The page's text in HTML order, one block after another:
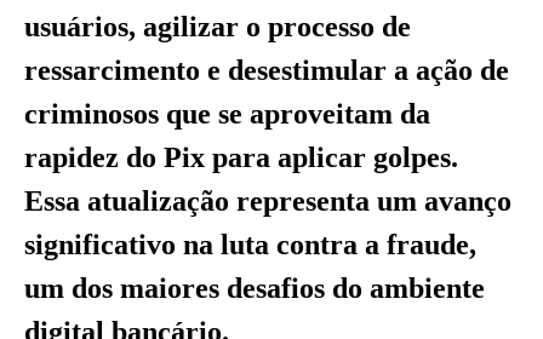
usuários, agilizar o processo de
ressarcimento e desestimular a ação de
criminosos que se aproveitam da
rapidez do Pix para aplicar golpes.
Essa atualização representa um avanço
significativo na luta contra a fraude,
um dos maiores desafios do ambiente
digital bancário.